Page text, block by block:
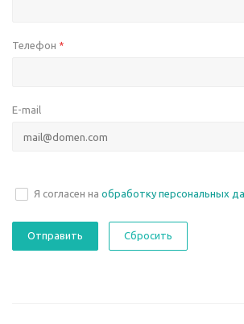
Телефон *
E-mail
Я согласен на обработку персональных
Сбросить